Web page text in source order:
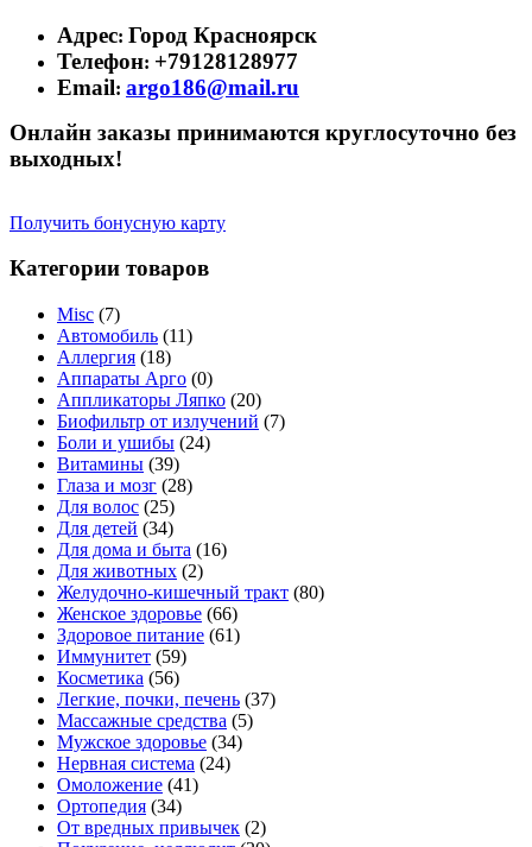
Адрес: Город Красноярск
Телефон: +79128128977
Email: argo186@mail.ru
Онлайн заказы принимаются круглосуточно без
выходных!
Получить бонусную карту
Категории товаров
Misc (7)
Автомобиль (11)
Аллергия (18)
Аппараты Арго (0)
Аппликаторы Ляпко (20)
Биофильтр от излучений (7)
Боли и ушибы (24)
Витамины (39)
Глаза и мозг (28)
Для волос (25)
Для детей (34)
Для дома и быта (16)
Для животных (2)
Желудочно-кишечный тракт (80)
Женское здоровье (66)
Здоровое питание (61)
Иммунитет (59)
Косметика (56)
Легкие, почки, печень (37)
Массажные средства (5)
Мужское здоровье (34)
Нервная система (24)
Омоложение (41)
Ортопедия (34)
От вредных привычек (2)